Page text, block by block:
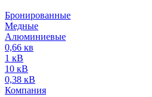
Бронированные
Медные
Алюминиевые
0,66 кв
1 кВ
10 кВ
0,38 кВ
Компания